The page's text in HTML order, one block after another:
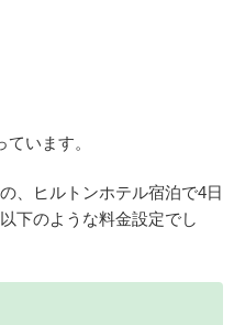
います。
、ヒルトンホテル宿泊で4日
下のような料金設定でし